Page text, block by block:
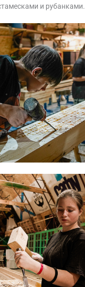
и рубанками.